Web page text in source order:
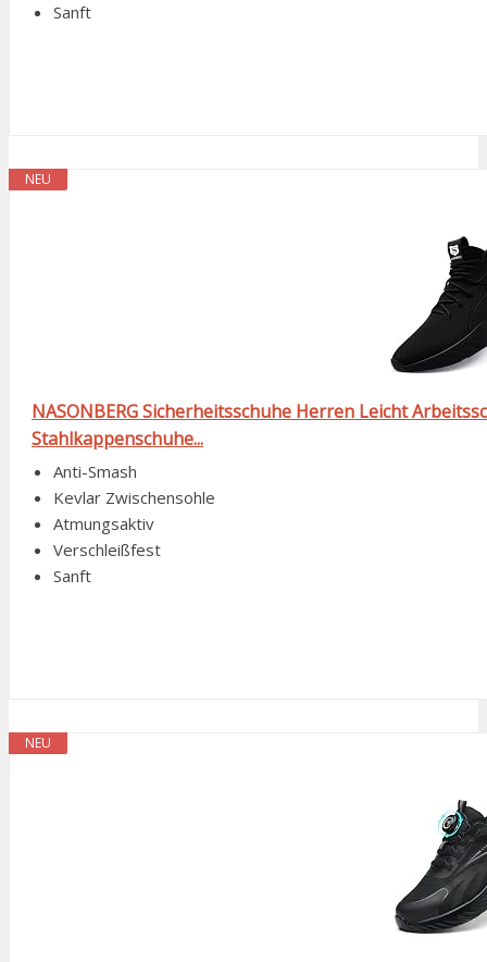
Sanft
NEU
NASONBERG Sicherheitsschuhe Herren Leicht
Stahlkappenschuhe...
Anti-Smash
Kevlar Zwischensohle
Atmungsaktiv
Verschleißfest
Sanft
NEU